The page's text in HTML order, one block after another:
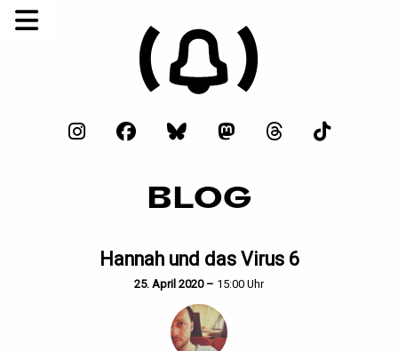
BLOG
Hannah und das Virus 6
25. April 2020 – 15:00 Uhr